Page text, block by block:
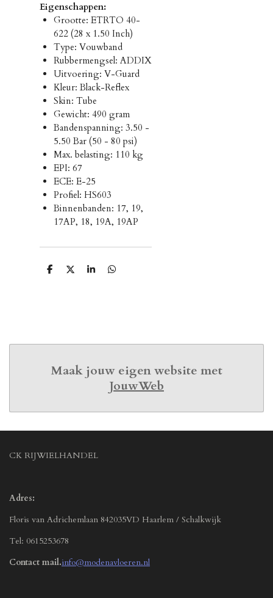
Eigenschappen:
Grootte: ETRTO 40-
622 (28 x 1.50 Inch)
Type: Vouwband
Rubbermengsel: ADDIX
Uitvoering: V-Guard
Kleur: Black-Reflex
Skin: Tube
Gewicht: 490 gram
Bandenspanning: 3.50 -
5.50 Bar (50 - 80 psi)
Max. belasting: 110 kg
EPI: 67
ECE: E-25
Profiel: HS603
Binnenbanden: 17, 19,
17AP, 18, 19A, 19AP
D
D
S
D
Maak jouw eigen website met
JouwWeb
CK RIJWIELHANDEL
Adres:
Floris van Adrichemlaan 842035VD Haarlem / Schalkwijk
Tel: 0615253678
Contact mail.info@modenavloeren.nl